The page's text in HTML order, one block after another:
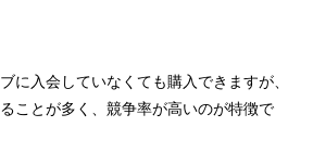
に入会していなくても購入できますが、
ことが多く、競争率が高いのが特徴で